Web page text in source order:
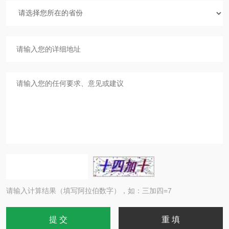
请输入计算结果（填写阿拉伯数字），如：三加四=7